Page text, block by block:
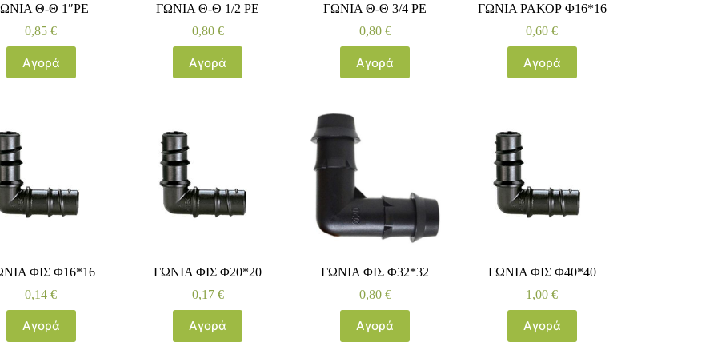
Θ-Θ 1″ΡΕ
0,85€
Αγορά
ΓΩΝΙΑ Θ-Θ 1/2 ΡΕ
0,80 €
Αγορά
ΓΩΝΙΑ Θ-Θ 3/4 ΡΕ
0,80 €
Αγορά
ΓΩΝΙΑ ΡΑΚΟΡ Φ16*16
0,60€
Αγορά
ΦΙΣ Φ16*16
0,14€
Αγορά
ΓΩΝΙΑ ΦΙΣ Φ20*20
0,17 €
Αγορά
ΓΩΝΙΑ ΦΙΣ Φ32*32
0,80 €
Αγορά
ΓΩΝΙΑ ΦΙΣ Φ40*40
1,00€
Αγορά